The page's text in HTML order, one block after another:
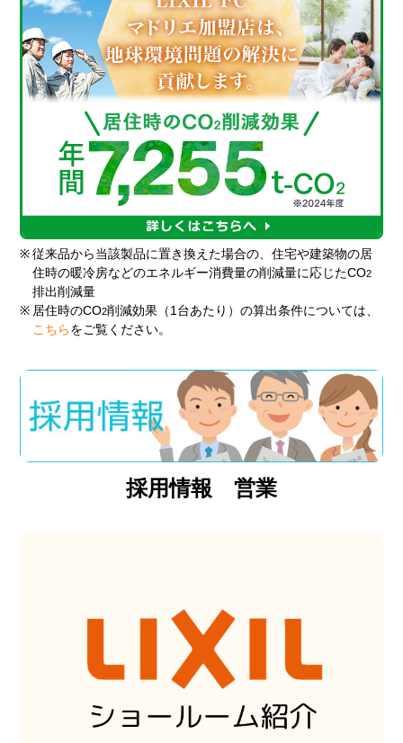
※ 従来品から当該製品に置き換えた場合の、住宅や建築物の居
住時の暖冷房などのエネルギー消費量の削減量に応じたCO2
排出削減量
※ 居住時のCO2削減効果（1台あたり）の算出条件については、
こちら をご覧ください。
採用情報 営業